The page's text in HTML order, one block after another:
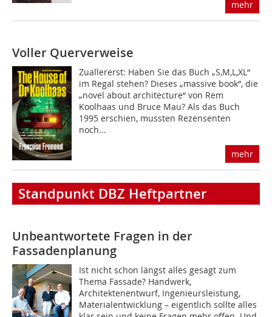
mehr
Voller Querverweise
Zuallererst: Haben Sie das Buch „S,M,L,XL“
im Regal stehen? Dieses „massive book“, die
„novel about architecture“ von Rem
Koolhaas und Bruce Mau? Als das Buch
1995 erschien, mussten Rezensenten
noch...
mehr
Standpunkt DBZ Heftpartner
Unbeantwortete Fragen in der
Fassadenplanung
Ist nicht schon längst alles gesagt zum
Thema Fassade? Handwerk,
Architektenentwurf, Ingenieursleistung,
Materialentwicklung – eigentlich sollte alles